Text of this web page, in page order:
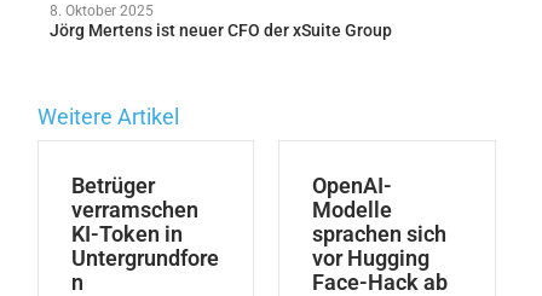
8. Oktober 2025
Jörg Mertens ist neuer CFO der xSuite Group
Weitere Artikel
Betrüger
verramschen
KI-Token in
Untergrundfore
n
OpenAI-
Modelle
sprachen sich
vor Hugging
Face-Hack ab